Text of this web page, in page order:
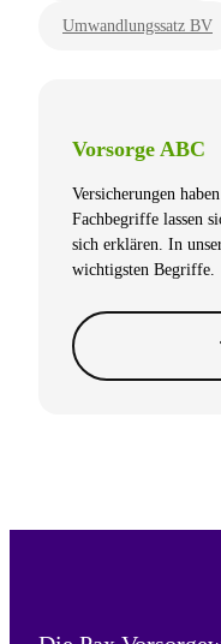
Umwandlungssatz BV
Vorsorge ABC
Versicherungen
Fachbegriffe lassen
sich erklären. In
wichtigsten Begriffe.